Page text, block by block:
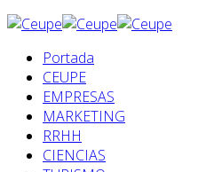
Portada
CEUPE
EMPRESAS
MARKETING
RRHH
CIENCIAS